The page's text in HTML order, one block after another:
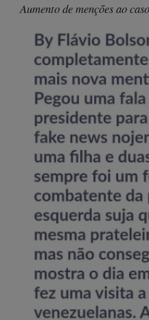
Aumento de menções ao